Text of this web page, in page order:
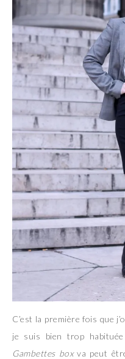
C’est la première fois que
je suis bien trop
Gambettes boxva peut